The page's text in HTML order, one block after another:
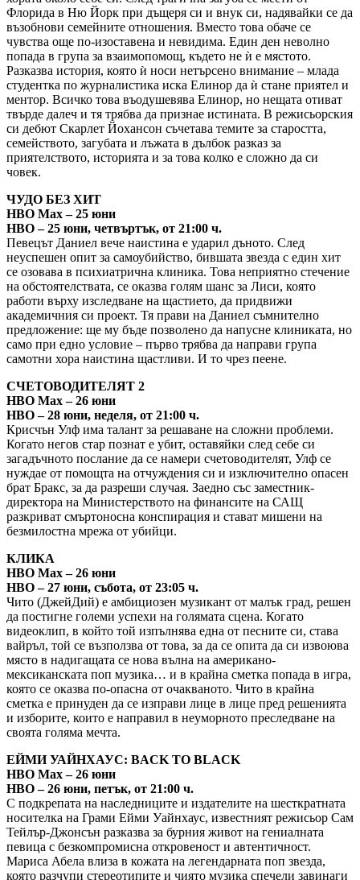
Флорида в Ню Йорк при дъщеря си и внук си, надявайки се да
възобнови семейните отношения. Вместо това обаче се
чувства още по-изоставена и невидима. Един ден неволно
попада в група за взаимопомощ, където не ѝ е мястото.
Разказва история, която ѝ носи нетърсено внимание – млада
студентка по журналистика иска Елинор да ѝ стане приятел и
ментор. Всичко това въодушевява Елинор, но нещата отиват
твърде далеч и тя трябва да признае истината. В режисьорския
си дебют Скарлет Йохансон съчетава темите за старостта,
семейството, загубата и лъжата в дълбок разказ за
приятелството, историята и за това колко е сложно да си
човек.
ЧУДО БЕЗ ХИТ
HBO Max – 25 юни
HBO – 25 юни, четвъртък, от 21:00 ч.
Певецът Даниел вече наистина е ударил дъното. След
неуспешен опит за самоубийство, бившата звезда с един хит
се озовава в психиатрична клиника. Това неприятно стечение
на обстоятелствата, се оказва голям шанс за Лиси, която
работи върху изследване на щастието, да придвижи
академичния си проект. Тя прави на Даниел съмнително
предложение: ще му бъде позволено да напусне клиниката, но
само при едно условие – първо трябва да направи група
самотни хора наистина щастливи. И то чрез пеене.
СЧЕТОВОДИТЕЛЯТ 2
HBO Max – 26 юни
HBO – 28 юни, неделя, от 21:00 ч.
Крисчън Улф има талант за решаване на сложни проблеми.
Когато негов стар познат е убит, оставяйки след себе си
загадъчното послание да се намери счетоводителят, Улф се
нуждае от помощта на отчуждения си и изключително опасен
брат Бракс, за да разреши случая. Заедно със заместник-
директора на Министерството на финансите на САЩ
разкриват смъртоносна конспирация и стават мишени на
безмилостна мрежа от убийци.
КЛИКА
HBO Max – 26 юни
HBO – 27 юни, събота, от 23:05 ч.
Чито (ДжейДий) е амбициозен музикант от малък град, решен
да постигне големи успехи на голямата сцена. Когато
видеоклип, в който той изпълнява една от песните си, става
вайръл, той се възползва от това, за да се опита да си извоюва
място в надигащата се нова вълна на американо-
мексиканската поп музика… и в крайна сметка попада в игра,
която се оказва по-опасна от очакваното. Чито в крайна
сметка е принуден да се изправи лице в лице пред решенията
и изборите, които е направил в неуморното преследване на
своята голяма мечта.
ЕЙМИ УАЙНХАУС: BACK TO BLACK
HBO Max – 26 юни
HBO – 26 юни, петък, от 21:00 ч.
С подкрепата на наследниците и издателите на шесткратната
носителка на Грами Ейми Уайнхаус, известният режисьор Сам
Тейлър-Джонсън разказва за бурния живот на гениалната
певица с безкомпромисна откровеност и автентичност.
Мариса Абела влиза в кожата на легендарната поп звезда,
която разчупи стереотипите и чиято музика спечели завинаги